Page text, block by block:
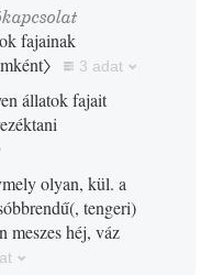
fajainak
3 adat
állatok fajait
olyan, kül. a
(, tengeri)
meszes héj, váz